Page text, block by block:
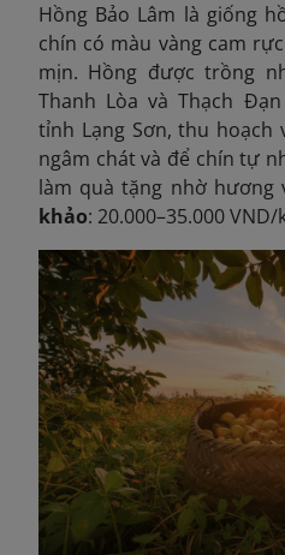
Hồng Bảo Lâm là giống
chín có màu vàng cam
mịn. Hồng được trồng
Thanh Lòa và Thạch
tỉnh Lạng Sơn, thu hoạch
ngâm chát và để chín tự
làm quà tặng nhờ hương
khảo: 20.000–35.000 VND/